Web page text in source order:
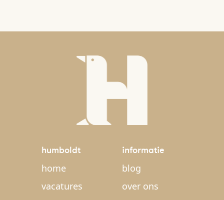
humboldt
home
vacatures
informatie
blog
over ons